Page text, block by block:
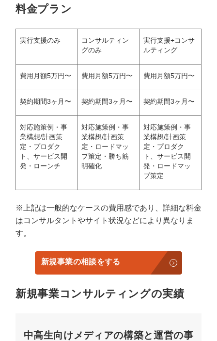
料金プラン
実行支援のみ
コンサルティン
グのみ
実行支援+コンサ
ルティング
費用月額5万円〜 費用月額5万円〜 費用月額5万円〜
契約期間3ヶ月〜 契約期間3ヶ月〜 契約期間3ヶ月〜
対応施策例・事
業構想/計画策
定・プロダク
ト、サービス開
発・ローンチ
対応施策例・事
業構想/計画策
定・ロードマッ
プ策定・勝ち筋
明確化
対応施策例・事
業構想/計画策
定・プロダク
ト、サービス開
発・ロードマッ
プ策定
※上記は一般的なケースの費用感であり、詳細な料金
はコンサルタントやサイト状況などにより異なりま
す。
新規事業の相談をする
新規事業コンサルティングの実績
中高生向けメディアの構築と運営の事